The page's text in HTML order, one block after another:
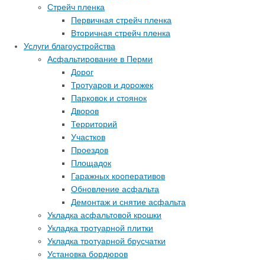
Стрейч пленка
Первичная стрейч пленка
Вторичная стрейч пленка
Услуги благоустройства
Асфальтирование в Перми
Дорог
Тротуаров и дорожек
Парковок и стоянок
Дворов
Территорий
Участков
Проездов
Площадок
Гаражных кооперативов
Обновление асфальта
Демонтаж и снятие асфальта
Укладка асфальтовой крошки
Укладка тротуарной плитки
Укладка тротуарной брусчатки
Установка бордюров